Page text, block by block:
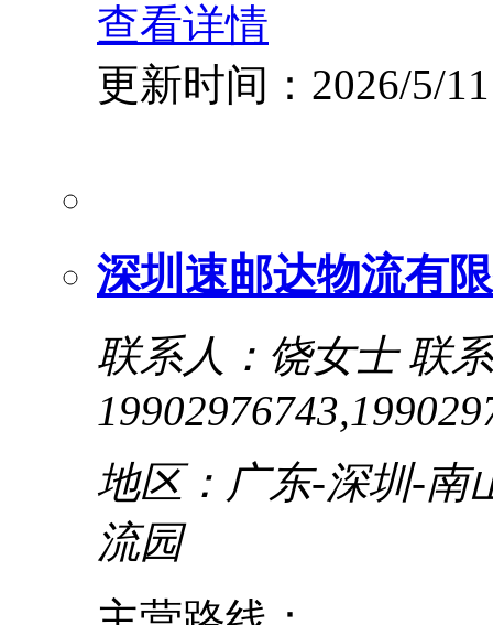
查看详情
更新时间：2026/5/11
深圳速邮达物流有
联系人：饶女士 联
地区：广东-深圳-南
流园